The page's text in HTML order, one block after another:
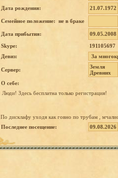
Дата рождения:
21.07.1972
Семейное положение: не в браке
Дата прибытия:
09.05.2008
Skype:
191105697
Девиз:
За
Сервер:
Земля
Древних
О себе:
Люди! Здесь бесплатна только регистрация!
По дисклафу уходя как говно по трубам
Последнее посещение:
09.08.2026